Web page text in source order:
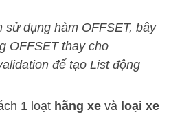
sử dụng hàm OFFSET, bây
OFFSET thay cho
để tạo List động
1 loạt hãng xe và loại xe